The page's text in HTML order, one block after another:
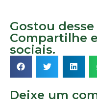
Gostou
Compartilhe
sociais.
Deixe um